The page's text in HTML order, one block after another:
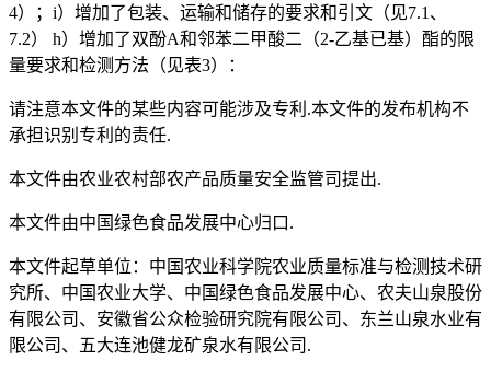
4）；i）增加了包装、运输和储存的要求和引文（见7.1、
7.2） h）增加了双酚A和邻苯二甲酸二（2-乙基已基）酯的限
量要求和检测方法（见表3）：
请注意本文件的某些内容可能涉及专利.本文件的发布机构不
承担识别专利的责任.
本文件由农业农村部农产品质量安全监管司提出.
本文件由中国绿色食品发展中心归口.
本文件起草单位：中国农业科学院农业质量标准与检测技术研
究所、中国农业大学、中国绿色食品发展中心、农夫山泉股份
有限公司、安徽省公众检验研究院有限公司、东兰山泉水业有
限公司、五大连池健龙矿泉水有限公司.